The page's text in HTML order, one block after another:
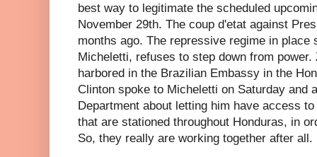
best way to legitimate the scheduled
November 29th. The coup d'etat against
months ago. The repressive regime in place
Micheletti, refuses to step down from
harbored in the Brazilian Embassy in the
Clinton spoke to Micheletti on Saturday and
Department about letting him have access
that are stationed throughout Honduras, in
So, they really are working together after all.